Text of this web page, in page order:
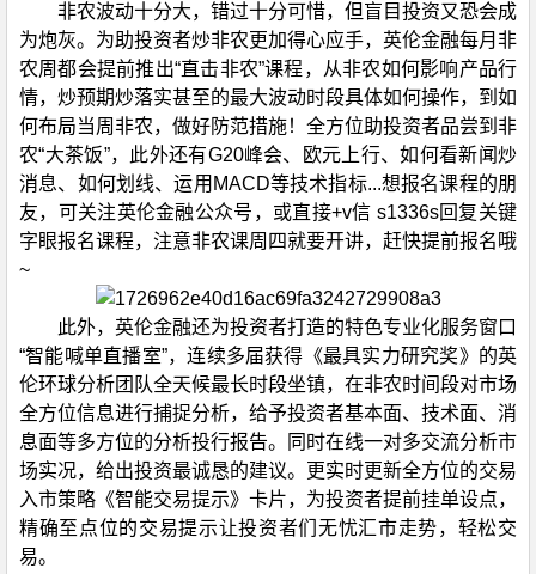
非农波动十分大，错过十分可惜，但盲目投资又恐会成
为炮灰。为助投资者炒非农更加得心应手，英伦金融每月非
农周都会提前推出“直击非农”课程，从非农如何影响产品行
情，炒预期炒落实甚至的最大波动时段具体如何操作，到如
何布局当周非农，做好防范措施！全方位助投资者品尝到非
农“大茶饭”，此外还有G20峰会、欧元上行、如何看新闻炒
消息、如何划线、运用MACD等技术指标...想报名课程的朋
友，可关注英伦金融公众号，或直接+v信 s1336s回复关键
字眼报名课程，注意非农课周四就要开讲，赶快提前报名哦
~
此外，英伦金融还为投资者打造的特色专业化服务窗口
“智能喊单直播室”，连续多届获得《最具实力研究奖》的英
伦环球分析团队全天候最长时段坐镇，在非农时间段对市场
全方位信息进行捕捉分析，给予投资者基本面、技术面、消
息面等多方位的分析投行报告。同时在线一对多交流分析市
场实况，给出投资最诚恳的建议。更实时更新全方位的交易
入市策略《智能交易提示》卡片，为投资者提前挂单设点，
精确至点位的交易提示让投资者们无忧汇市走势，轻松交
易。